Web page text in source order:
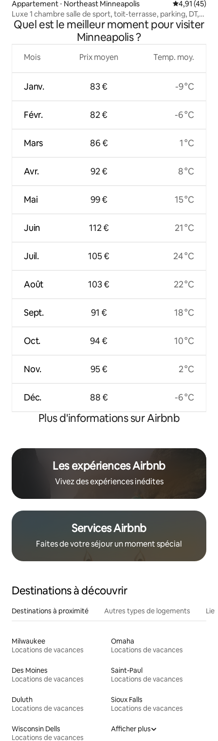
Appartement ⋅ Northeast Minneapolis Évaluation
4,91 (45)
Luxe 1 chambre salle de sport, toit-terrasse, parking, DT,
UMN
Quel est le meilleur moment pour visiter
Minneapolis ?
Mois
Janv.
Févr.
Mars
Avr.
Mai
Juin
Juil.
Août
Sept.
Oct.
Nov.
Déc.
Prix moyen
83 €
82 €
86 €
92 €
99 €
112 €
105 €
103 €
91 €
94 €
95 €
88 €
Temp. moy.
-9 °C
-6 °C
1 °C
8 °C
15 °C
21 °C
24 °C
22 °C
18 °C
10 °C
2 °C
-6 °C
Plus d'informations sur Airbnb
Les expériences Airbnb
Vivez des expériences inédites
Services Airbnb
Faites de votre séjour un moment spécial
Destinations à découvrir
Destinations à proximité Autres types de logements
Milwaukee
Locations de vacances
Omaha
Locations de vacances
Des Moines
Locations de vacances
Saint-Paul
Locations de vacances
Duluth
Locations de vacances
Sioux Falls
Locations de vacances
Wisconsin Dells
Locations de vacances
Afficher plus